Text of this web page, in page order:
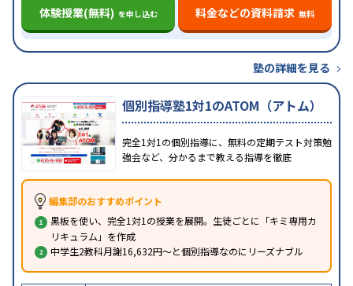
体験授業(無料) を申し込む 料金などの資料請求 無料
塾の詳細を見る
個別指導塾1対1のATOM（アトム）
完全1対1の個別指導に、無料の定期テスト対策勉
強会など、分かるまで教える指導を徹底
編集部のおすすめポイント
黒板を使い、完全1対1の授業を展開。生徒ごとに「キミ専用カ
リキュラム」を作成
中学生2教科月謝16,632円～と個別指導なのにリーズナブル